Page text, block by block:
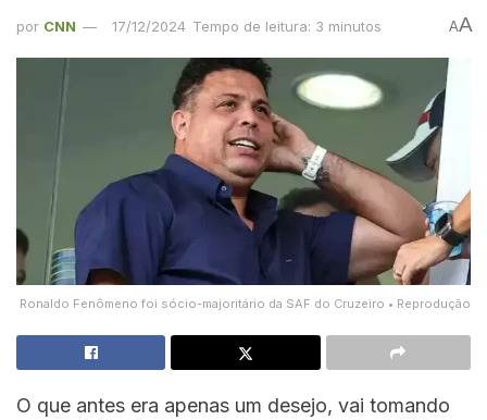
por CNN 17/12/2024 Tempo de leitura: 3 minutos AA
Ronaldo Fenômeno foi sócio-majoritário da SAF do Cruzeiro • Reprodução
O que antes era apenas um desejo, vai tomando